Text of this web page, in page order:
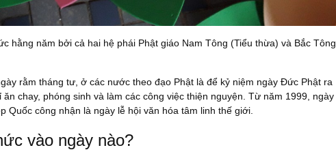
hằng năm bởi cả hai hệ phái Phật giáo Nam Tông (Tiểu thừa) và Bắc Tông
rằm tháng tư, ở các nước theo đạo Phật là để kỷ niệm ngày Đức Phật ra
chay, phóng sinh và làm các công việc thiện nguyện. Từ năm 1999, ngày
Quốc công nhận là ngày lễ hội văn hóa tâm linh thế giới.
vào ngày nào?